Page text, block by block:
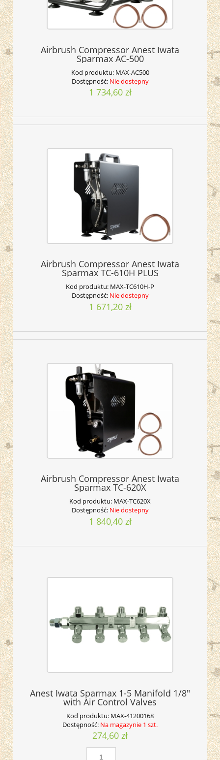
Airbrush Compressor Anest Iwata
Sparmax AC-500
Kod produktu: MAX-AC500
Dostępność: Nie dostepny
1 734,60 zł
Airbrush Compressor Anest Iwata
Sparmax TC-610H PLUS
Kod produktu: MAX-TC610H-P
Dostępność: Nie dostepny
1 671,20 zł
Airbrush Compressor Anest Iwata
Sparmax TC-620X
Kod produktu: MAX-TC620X
Dostępność: Nie dostepny
1 840,40 zł
Anest Iwata Sparmax 1-5 Manifold 1/8"
with Air Control Valves
Kod produktu: MAX-41200168
Dostępność: Na magazynie 1 szt.
274,60 zł